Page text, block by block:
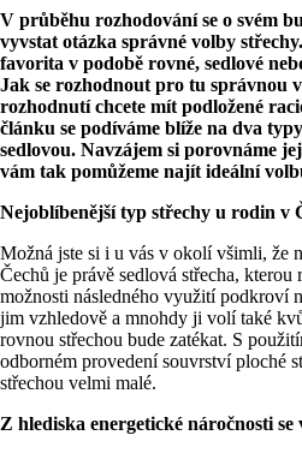
V průběhu rozhodování se o svém
vyvstat otázka správné volby
favorita v podobě rovné, sedlové
Jak se rozhodnout pro tu správnou
rozhodnutí chcete mít podložené
článku se podíváme blíže na dva
sedlovou. Navzájem si porovnáme
vám tak pomůžeme najít ideální
Nejoblíbenější typ střechy u rodin v
Možná jste si i u vás v okolí všimli, že
Čechů je právě sedlová střecha,
možnosti následného využití podkroví
jim vzhledově a mnohdy ji volí také
rovnou střechou bude zatékat. S
odborném provedení souvrství ploché
střechou velmi malé.
Z hlediska energetické náročnosti